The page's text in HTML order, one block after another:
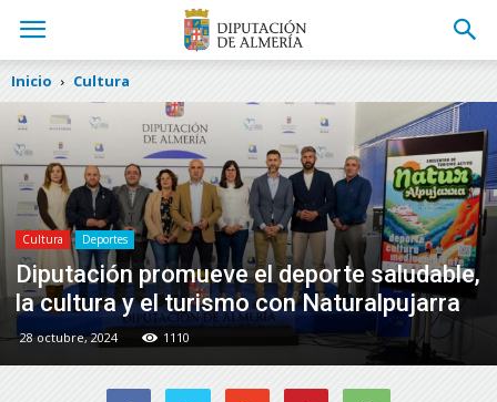
Inicio Cultura
Cultura Deportes
Diputación promueve el deporte saludable,
la cultura y el turismo con Naturalpujarra
28 octubre, 2024 1110